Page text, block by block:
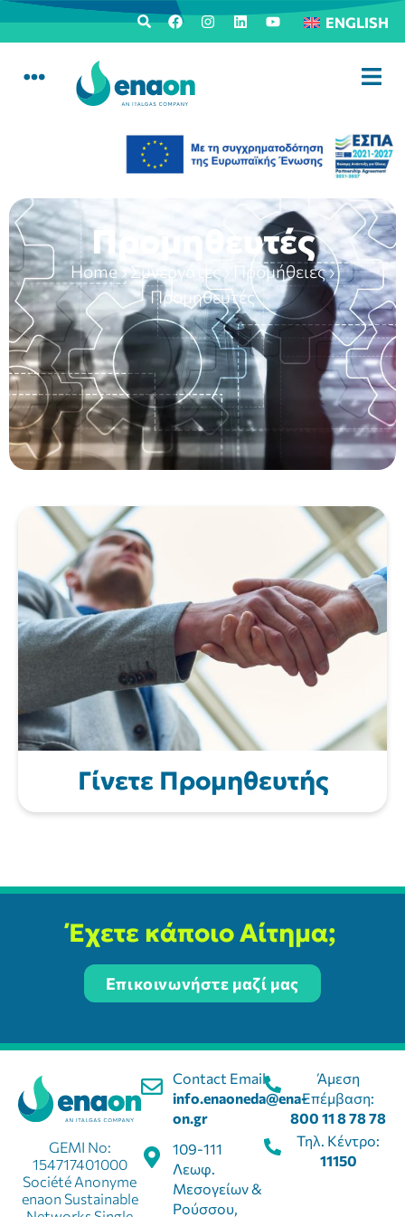
ENGLISH
Προμηθευτές
Home›Συνεργάτες› Προμήθειες›
Προμηθευτές
Γίνετε Προμηθευτής
Έχετε κάποιο Αίτημα;
Επικοινωνήστε μαζί μας
Contact Email:
info.enaoneda@ena-
on.gr
109-111
Λεωφ.
Μεσογείων &
Ρούσσου,
GEMI No:
154717401000
Société Anonyme
enaon Sustainable
Άμεση
Επέμβαση:
800 11 8 78 78
Τηλ. Κέντρο:
11150